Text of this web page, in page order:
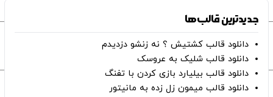
جدیدترین قالب‌ها
دانلود قالب کشتیش ؟ نه زنشو دزدیدم
دانلود قالب شلیک به عروسک
دانلود قالب بیلیارد بازی کردن با تفنگ
دانلود قالب میمون زل زده به مانیتور